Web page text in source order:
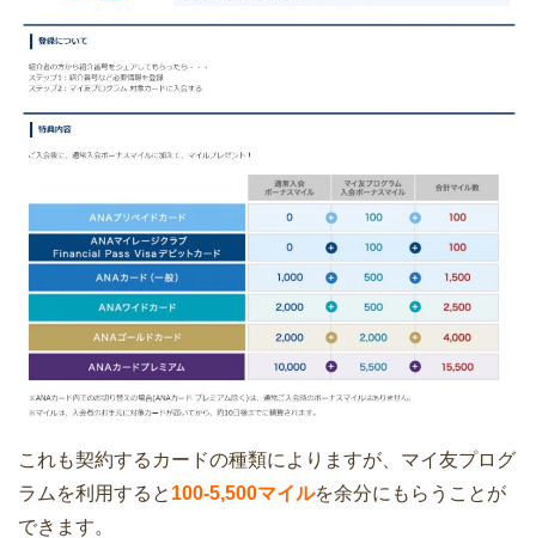
これも契約するカードの種類によりますが、マイ友プログ
ラムを利用すると 100-5,500マイルを余分にもらうことが
できます。